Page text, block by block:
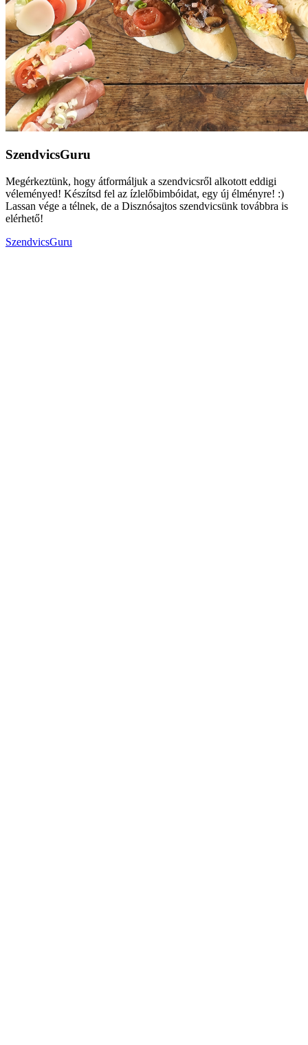
SzendvicsGuru
Megérkeztünk, hogy átformáljuk a szendvicsről alkotott eddigi
véleményed! Készítsd fel az ízlelőbimbóidat, egy új élményre! :)
Lassan vége a télnek, de a Disznósajtos szendvicsünk továbbra is
elérhető!
SzendvicsGuru